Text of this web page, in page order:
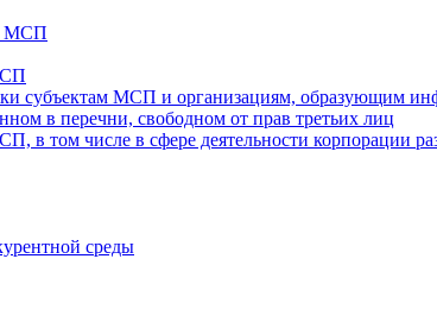
МСП
субъектам МСП и организациям, образующим
в перечни, свободном от прав третьих лиц
в том числе в сфере деятельности корпорации
среды